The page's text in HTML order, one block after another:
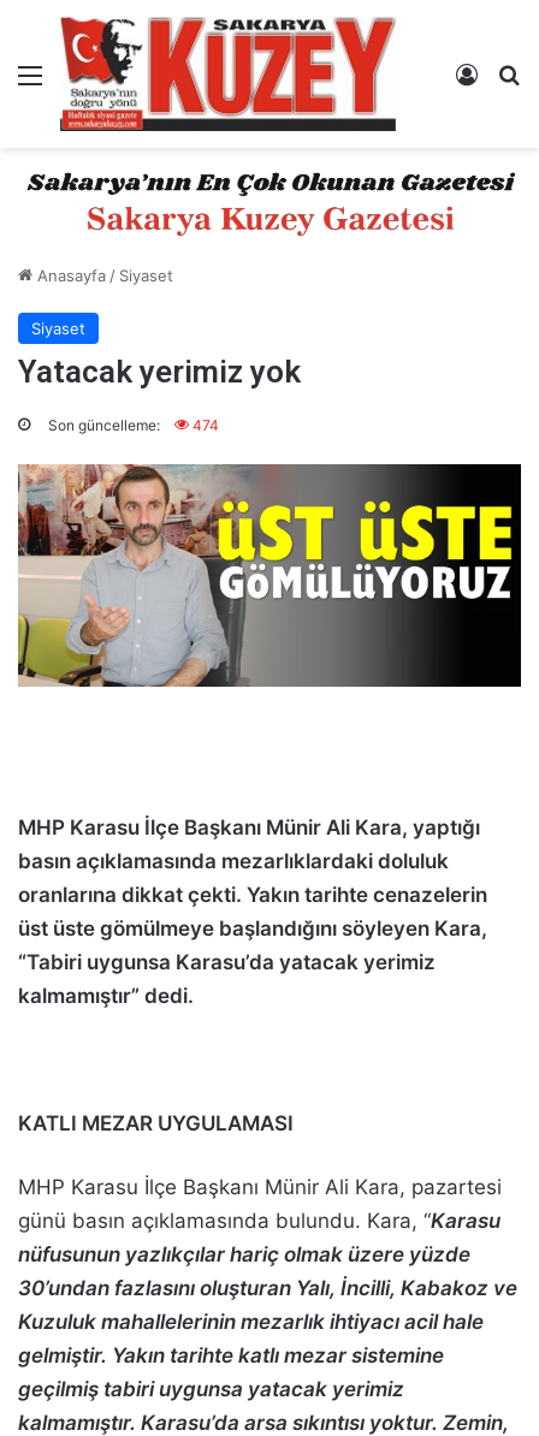
Menü Kayıt
Anasayfa/ Siyaset
Siyaset
Yatacak yerimiz yok
Son güncelleme: 474
MHP Karasu İlçe Başkanı Münir Ali Kara, yaptığı
basın açıklamasında mezarlıklardaki doluluk
oranlarına dikkat çekti. Yakın tarihte cenazelerin
üst üste gömülmeye başlandığını söyleyen Kara,
“Tabiri uygunsa Karasu’da yatacak yerimiz
kalmamıştır” dedi.
KATLI MEZAR UYGULAMASI
MHP Karasu İlçe Başkanı Münir Ali Kara, pazartesi
günü basın açıklamasında bulundu. Kara, “Karasu
nüfusunun yazlıkçılar hariç olmak üzere yüzde
30’undan fazlasını oluşturan Yalı, İncilli, Kabakoz ve
Kuzuluk mahallelerinin mezarlık ihtiyacı acil hale
gelmiştir. Yakın tarihte katlı mezar sistemine
geçilmiş tabiri uygunsa yatacak yerimiz
kalmamıştır. Karasu’da arsa sıkıntısı yoktur. Zemin,